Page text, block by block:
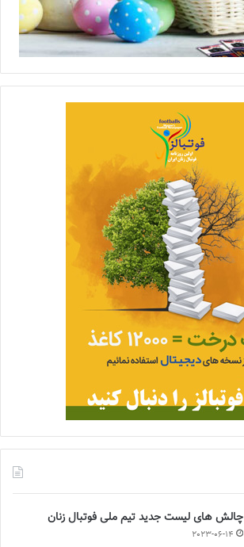
چالش هاى ليست جدید تيم ملى فوتبال زنان
2023-06-14